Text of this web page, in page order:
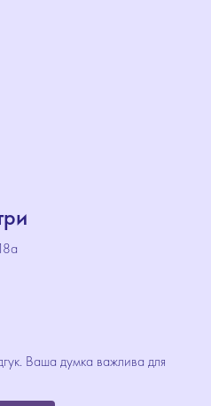
Ваша думка важлива для